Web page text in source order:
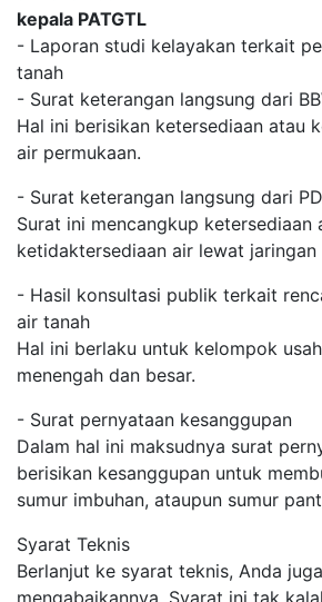
kepala PATGTL
- Laporan studi kelayakan terkait
tanah
- Surat keterangan langsung dari
Hal ini berisikan ketersediaan atau
air permukaan.
- Surat keterangan langsung dari
Surat ini mencangkup ketersediaan
ketidaktersediaan air lewat jaringan
- Hasil konsultasi publik terkait
air tanah
Hal ini berlaku untuk kelompok
menengah dan besar.
- Surat pernyataan kesanggupan
Dalam hal ini maksudnya surat
berisikan kesanggupan untuk
sumur imbuhan, ataupun sumur
Syarat Teknis
Berlanjut ke syarat teknis, Anda
mengabaikannya. Syarat ini tak